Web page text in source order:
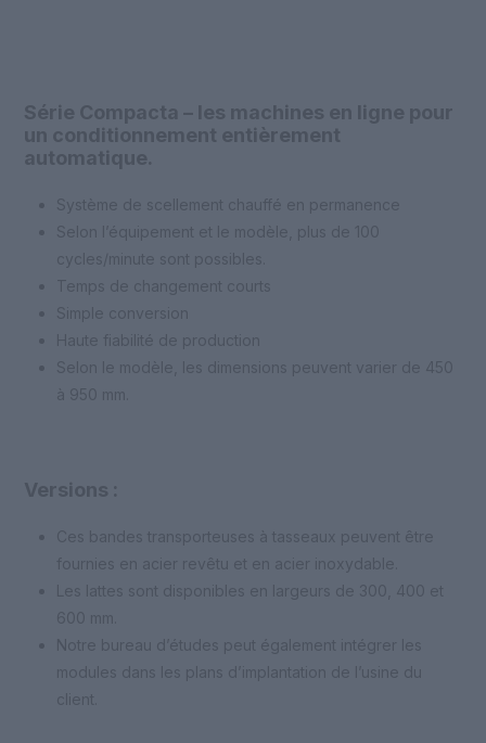
Série Compacta – les machines en ligne pour
un conditionnement entièrement
automatique.
Système de scellement chauffé en permanence
Selon l’équipement et le modèle, plus de 100
cycles/minute sont possibles.
Temps de changement courts
Simple conversion
Haute fiabilité de production
Selon le modèle, les dimensions peuvent varier de 450
à 950 mm.
Versions :
Ces bandes transporteuses à tasseaux peuvent être
fournies en acier revêtu et en acier inoxydable.
Les lattes sont disponibles en largeurs de 300, 400 et
600 mm.
Notre bureau d’études peut également intégrer les
modules dans les plans d’implantation de l’usine du
client.